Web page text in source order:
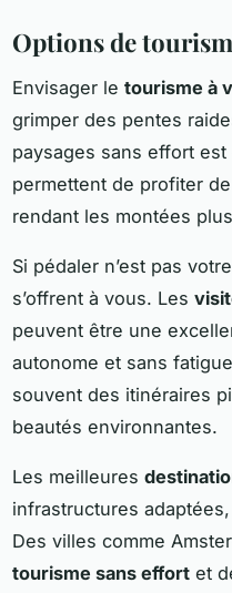
Options de
Envisager le tourisme à
grimper des pentes
paysages sans effort
permettent de profiter
rendant les montées
Si pédaler n’est pas
s’offrent à vous. Les
peuvent être une
autonome et sans
souvent des itinéraires
beautés environnantes.
Les meilleures
infrastructures
Des villes comme
tourisme sans effort et